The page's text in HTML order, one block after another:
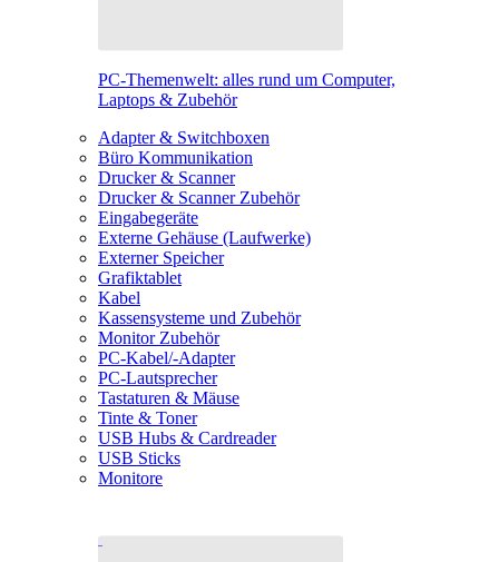
PC-Themenwelt: alles rund um Computer,
Laptops & Zubehör
Adapter & Switchboxen
Büro Kommunikation
Drucker & Scanner
Drucker & Scanner Zubehör
Eingabegeräte
Externe Gehäuse (Laufwerke)
Externer Speicher
Grafiktablet
Kabel
Kassensysteme und Zubehör
Monitor Zubehör
PC-Kabel/-Adapter
PC-Lautsprecher
Tastaturen & Mäuse
Tinte & Toner
USB Hubs & Cardreader
USB Sticks
Monitore